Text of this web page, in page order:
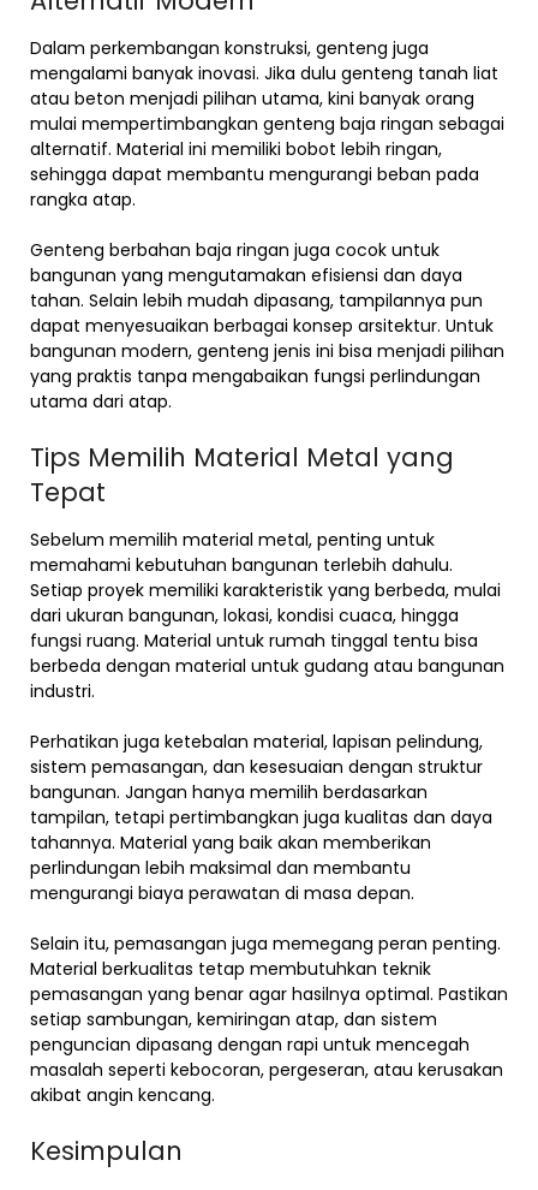
Dalam perkembangan konstruksi, genteng juga
mengalami banyak inovasi. Jika dulu genteng tanah liat
atau beton menjadi pilihan utama, kini banyak orang
mulai mempertimbangkan genteng baja ringan sebagai
alternatif. Material ini memiliki bobot lebih ringan,
sehingga dapat membantu mengurangi beban pada
rangka atap.
Genteng berbahan baja ringan juga cocok untuk
bangunan yang mengutamakan efisiensi dan daya
tahan. Selain lebih mudah dipasang, tampilannya pun
dapat menyesuaikan berbagai konsep arsitektur. Untuk
bangunan modern, genteng jenis ini bisa menjadi pilihan
yang praktis tanpa mengabaikan fungsi perlindungan
utama dari atap.
Tips Memilih Material Metal yang
Tepat
Sebelum memilih material metal, penting untuk
memahami kebutuhan bangunan terlebih dahulu.
Setiap proyek memiliki karakteristik yang berbeda, mulai
dari ukuran bangunan, lokasi, kondisi cuaca, hingga
fungsi ruang. Material untuk rumah tinggal tentu bisa
berbeda dengan material untuk gudang atau bangunan
industri.
Perhatikan juga ketebalan material, lapisan pelindung,
sistem pemasangan, dan kesesuaian dengan struktur
bangunan. Jangan hanya memilih berdasarkan
tampilan, tetapi pertimbangkan juga kualitas dan daya
tahannya. Material yang baik akan memberikan
perlindungan lebih maksimal dan membantu
mengurangi biaya perawatan di masa depan.
Selain itu, pemasangan juga memegang peran penting.
Material berkualitas tetap membutuhkan teknik
pemasangan yang benar agar hasilnya optimal. Pastikan
setiap sambungan, kemiringan atap, dan sistem
penguncian dipasang dengan rapi untuk mencegah
masalah seperti kebocoran, pergeseran, atau kerusakan
akibat angin kencang.
Kesimpulan